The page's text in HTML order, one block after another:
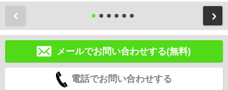
メールでお問い合わせする(無料)
電話でお問い合わせする